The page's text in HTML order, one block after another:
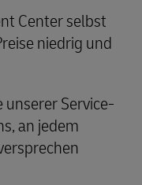
Center selbst
niedrig und
Service-
an jedem